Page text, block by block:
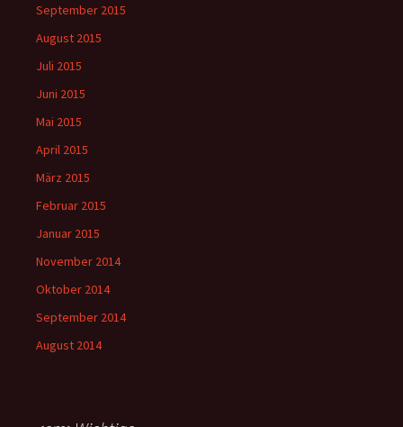
September 2015
August 2015
Juli 2015
Juni 2015
Mai 2015
April 2015
März 2015
Februar 2015
Januar 2015
November 2014
Oktober 2014
September 2014
August 2014